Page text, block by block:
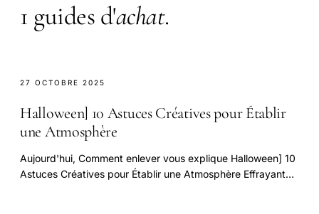
1 guides d'achat.
27 OCTOBRE 2025
Halloween] 10 Astuces Créatives pour Établir
une Atmosphère
Aujourd'hui, Comment enlever vous explique Halloween] 10
Astuces Créatives pour Établir une Atmosphère Effrayante